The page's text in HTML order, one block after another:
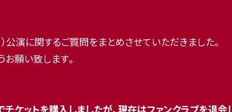
演に関するご質問をまとめさせていただきました。
願い致します。
ケットを購入しましたが、現在はファンクラブを退